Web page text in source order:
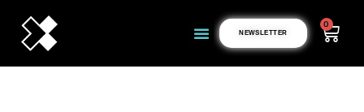
NEWSLETTER
0